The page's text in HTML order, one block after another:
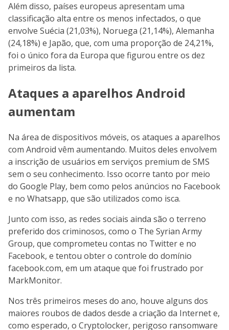
Além disso, países europeus apresentam uma
classificação alta entre os menos infectados, o que
envolve Suécia (21,03%), Noruega (21,14%), Alemanha
(24,18%) e Japão, que, com uma proporção de 24,21%,
foi o único fora da Europa que figurou entre os dez
primeiros da lista.
Ataques a aparelhos Android
aumentam
Na área de dispositivos móveis, os ataques a aparelhos
com Android vêm aumentando. Muitos deles envolvem
a inscrição de usuários em serviços premium de SMS
sem o seu conhecimento. Isso ocorre tanto por meio
do Google Play, bem como pelos anúncios no Facebook
e no Whatsapp, que são utilizados como isca.
Junto com isso, as redes sociais ainda são o terreno
preferido dos criminosos, como o The Syrian Army
Group, que comprometeu contas no Twitter e no
Facebook, e tentou obter o controle do domínio
facebook.com, em um ataque que foi frustrado por
MarkMonitor.
Nos três primeiros meses do ano, houve alguns dos
maiores roubos de dados desde a criação da Internet e,
como esperado, o Cryptolocker, perigoso ransomware